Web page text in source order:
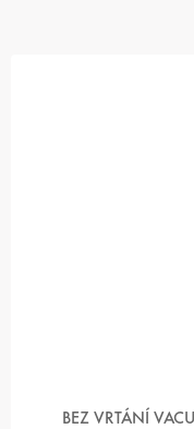
BEZ VRTÁNÍ